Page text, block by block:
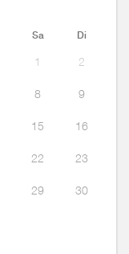
Sa Di
1 2
8 9
15 16
22 23
29 30